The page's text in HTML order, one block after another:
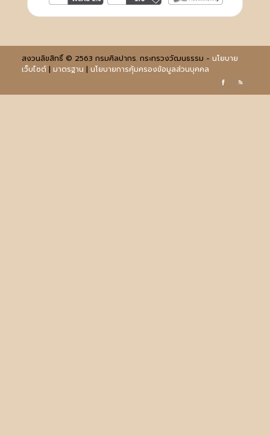
สงวนลิขสิทธิ์ © 2563 กรมศิลปากร. กระทรวงวัฒนธรรม - นโยบาย
เว็บไซต์| มาตรฐาน | นโยบายการคุ้มครองข้อมูลส่วนบุคคล